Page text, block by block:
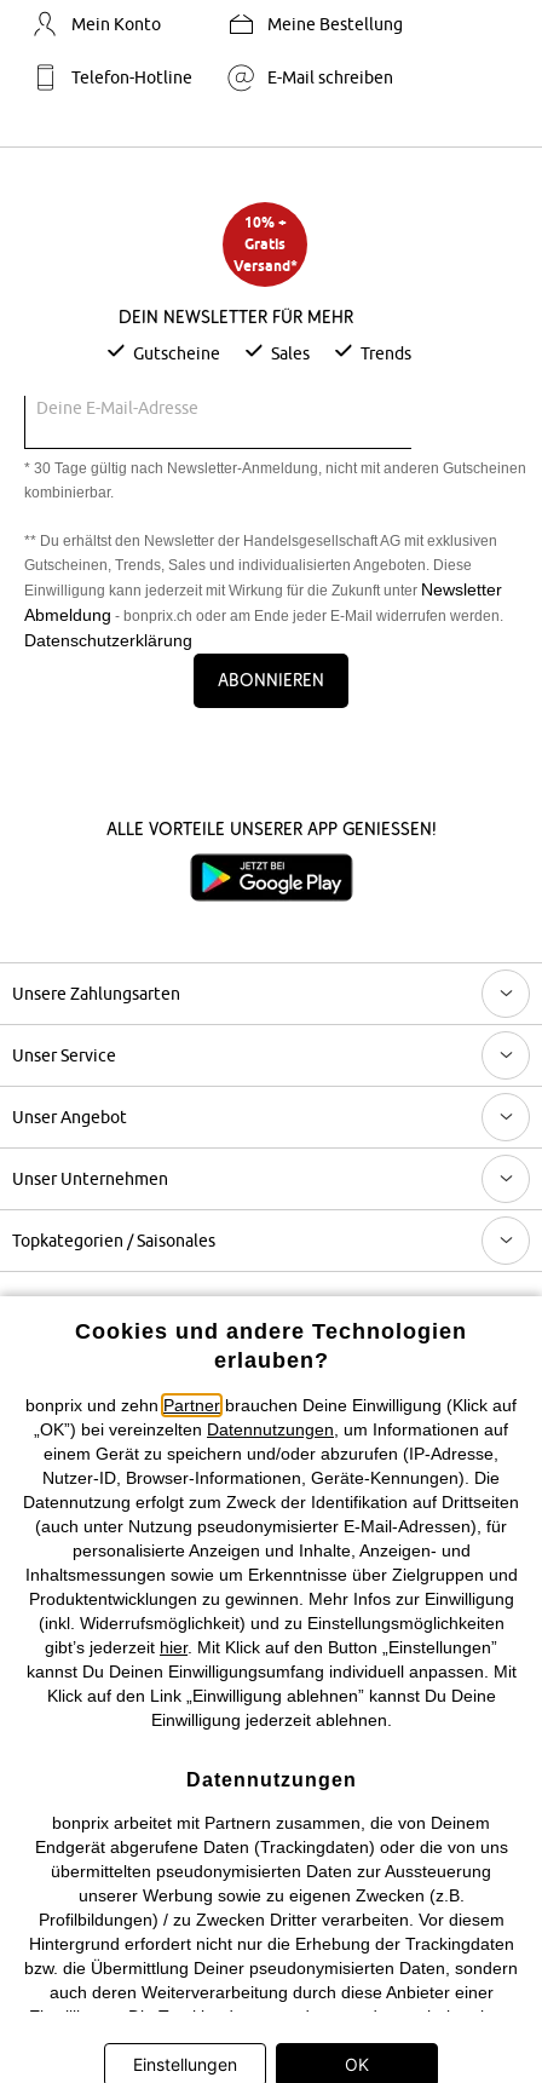
Mein Konto Meine Bestellung
Telefon-Hotline E-Mail schreiben
10% +
Gratis
Versand*
Dein Newsletter für mehr
Gutscheine Sales Trends
Deine E-Mail-Adresse
* 30 Tage gültig nach Newsletter-Anmeldung, nicht mit anderen Gutscheinen
kombinierbar.
** Du erhältst den Newsletter der Handelsgesellschaft AG mit exklusiven
Gutscheinen, Trends, Sales und individualisierten Angeboten. Diese
Einwilligung kann jederzeit mit Wirkung für die Zukunft unter Newsletter
Abmeldung - bonprix.ch oder am Ende jeder E-Mail widerrufen werden.
Datenschutzerklärung
Abonnieren
Alle Vorteile unserer App genießen!
Unsere Zahlungsarten
Unser Service
Unser Angebot
Unser Unternehmen
Topkategorien / Saisonales
Mehr von bonprix auf
Preisangaben inkl. gesetzl. MwSt. und zzgl.
Service- &
Versandkosten
AGB Datenschutz Cookie-Einstellungen Impressum
Vertrag widerrufen
©2026 bonprix.Alle Rechte vorbehalten.
Deutsch Français
Cookies und andere Technologien
erlauben?
bonprix und zehn Partner brauchen Deine Einwilligung (Klick auf
„OK”) bei vereinzelten Datennutzungen , um Informationen auf
einem Gerät zu speichern und/oder abzurufen (IP-Adresse,
Nutzer-ID, Browser-Informationen, Geräte-Kennungen). Die
Datennutzung erfolgt zum Zweck der Identifikation auf Drittseiten
(auch unter Nutzung pseudonymisierter E-Mail-Adressen), für
personalisierte Anzeigen und Inhalte, Anzeigen- und
Inhaltsmessungen sowie um Erkenntnisse über Zielgruppen und
Produktentwicklungen zu gewinnen. Mehr Infos zur Einwilligung
(inkl. Widerrufsmöglichkeit) und zu Einstellungsmöglichkeiten
gibt’s jederzeit hier. Mit Klick auf den Button „Einstellungen”
kannst Du Deinen Einwilligungsumfang individuell anpassen. Mit
Klick auf den Link „Einwilligung ablehnen” kannst Du Deine
Einwilligung jederzeit ablehnen.
Datennutzungen
bonprix arbeitet mit Partnern zusammen, die von Deinem
Endgerät abgerufene Daten (Trackingdaten) oder die von uns
übermittelten pseudonymisierten Daten zur Aussteuerung
unserer Werbung sowie zu eigenen Zwecken (z.B.
Profilbildungen) / zu Zwecken Dritter verarbeiten. Vor diesem
Hintergrund erfordert nicht nur die Erhebung der Trackingdaten
bzw. die Übermittlung Deiner pseudonymisierten Daten, sondern
auch deren Weiterverarbeitung durch diese Anbieter einer
Einwilligung. Die Trackingdaten werden erst dann erhoben bzw.
Deine pseudonymisierten Daten erst dann übermittelt, wenn Du
auf den in dem Banner auf bonprix.de wiedergebenden Button
Einstellungen OK